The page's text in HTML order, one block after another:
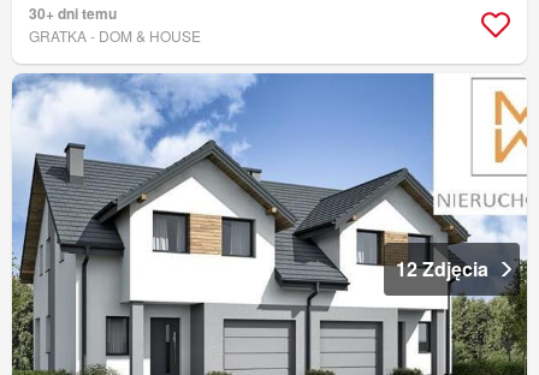
30+ dni temu
GRATKA - DOM & HOUSE
12 Zdjęcia